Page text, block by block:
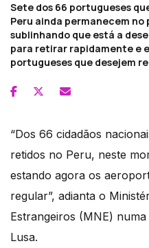
Sete dos 66 portugueses
Peru ainda permanecem no
sublinhando que está a
para retirar rapidamente e
portugueses que desejem
“Dos 66 cidadãos
retidos no Peru, neste
estando agora os
regular”, adianta o
Estrangeiros (MNE)
Lusa.